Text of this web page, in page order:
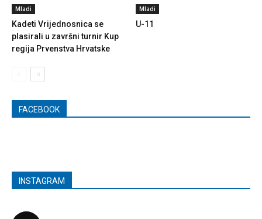
Mladi
Kadeti Vrijednosnica se
plasirali u završni turnir Kup
regija Prvenstva Hrvatske
Mladi
U-11
FACEBOOK
INSTAGRAM